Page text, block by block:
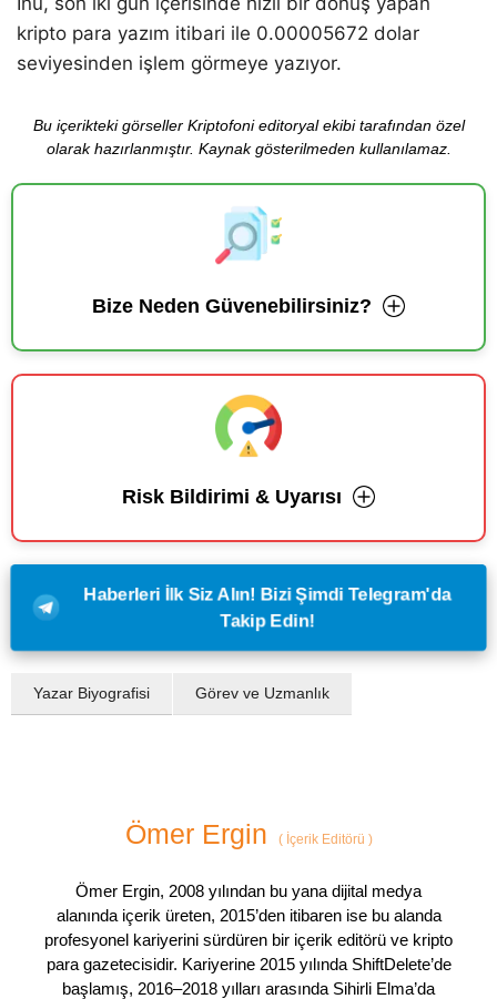
kripto para yazım itibari ile 0.00005672 dolar
seviyesinden işlem görmeye yazıyor.
Bu içerikteki görseller Kriptofoni editoryal ekibi tarafından özel
olarak hazırlanmıştır. Kaynak gösterilmeden kullanılamaz.
Bize Neden Güvenebilirsiniz?
Risk Bildirimi & Uyarısı
Haberleri İlk Siz Alın! Bizi Şimdi Telegram'da
Takip Edin!
Yazar Biyografisi Görev ve Uzmanlık
Ömer Ergin (İçerik Editörü )
Ömer Ergin, 2008 yılından bu yana dijital medya
alanında içerik üreten, 2015’den itibaren ise bu alanda
profesyonel kariyerini sürdüren bir içerik editörü ve kripto
para gazetecisidir. Kariyerine 2015 yılında ShiftDelete’de
başlamış, 2016–2018 yılları arasında Sihirli Elma’da